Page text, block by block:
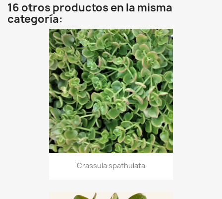
16 otros productos en la misma
categoría:
Crassula spathulata